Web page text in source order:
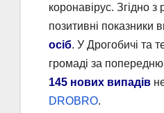
коронавірус. Згідно з
позитивні показники
осіб. У Дрогобичі та
громаді за
145 нових випадів
DROBRO.